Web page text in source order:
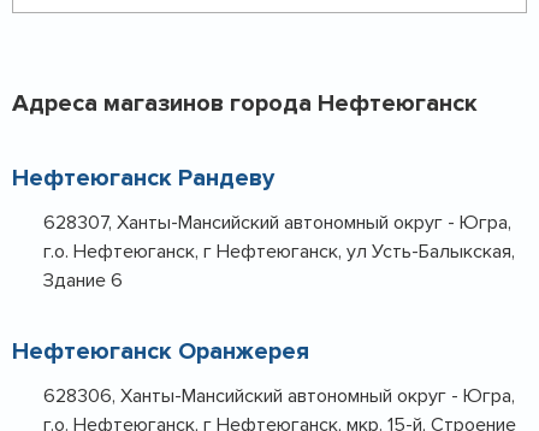
Адреса магазинов города Нефтеюганск
Нефтеюганск Рандеву
628307, Ханты-Мансийский автономный округ - Югра,
г.о. Нефтеюганск, г Нефтеюганск, ул Усть-Балыкская,
Здание 6
Нефтеюганск Оранжерея
628306, Ханты-Мансийский автономный округ - Югра,
г.о. Нефтеюганск, г Нефтеюганск, мкр. 15-й, Строение